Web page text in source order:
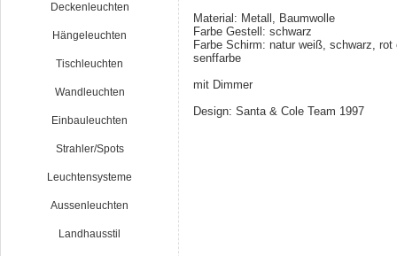
Deckenleuchten
Hängeleuchten
Tischleuchten
Wandleuchten
Einbauleuchten
Strahler/Spots
Leuchtensysteme
Aussenleuchten
Landhausstil
Material: Metall, Baumwolle
Farbe Gestell: schwarz
Farbe Schirm: natur weiß, schwarz, rot
senffarbe
mit Dimmer
Design: Santa & Cole Team 1997